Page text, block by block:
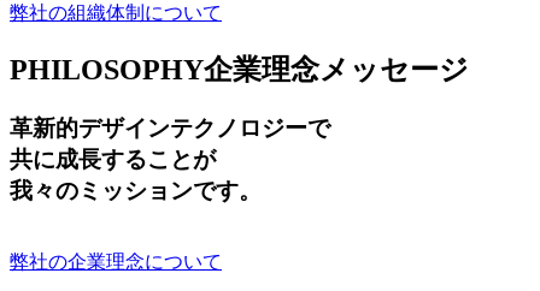
弊社の組織体制について
PHILOSOPHY企業理念メッセージ
革新的デザインテクノロジーで
共に成長することが
我々のミッションです。
弊社の企業理念について